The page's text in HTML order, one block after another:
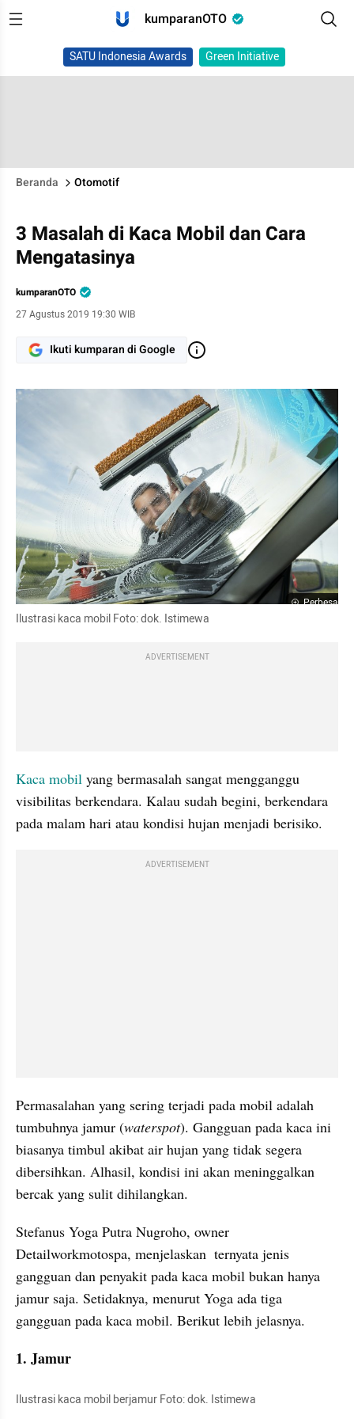
kumparanOTO
SATU Indonesia Awards Green Initiative
Beranda Otomotif
3 Masalah di Kaca Mobil dan Cara
Mengatasinya
kumparanOTO
27 Agustus 2019 19:30 WIB
Ikuti kumparan di Google
Perbesar
Ilustrasi kaca mobil Foto: dok. Istimewa
ADVERTISEMENT
Kaca mobil yang bermasalah sangat mengganggu
visibilitas berkendara. Kalau sudah begini, berkendara
pada malam hari atau kondisi hujan menjadi berisiko.
ADVERTISEMENT
Permasalahan yang sering terjadi pada mobil adalah
tumbuhnya jamur (waterspot). Gangguan pada kaca ini
biasanya timbul akibat air hujan yang tidak segera
dibersihkan. Alhasil, kondisi ini akan meninggalkan
bercak yang sulit dihilangkan.
Stefanus Yoga Putra Nugroho, owner
Detailworkmotospa, menjelaskan  ternyata jenis
gangguan dan penyakit pada kaca mobil bukan hanya
jamur saja. Setidaknya, menurut Yoga ada tiga
gangguan pada kaca mobil. Berikut lebih jelasnya.
1. Jamur
Ilustrasi kaca mobil berjamur Foto: dok. Istimewa